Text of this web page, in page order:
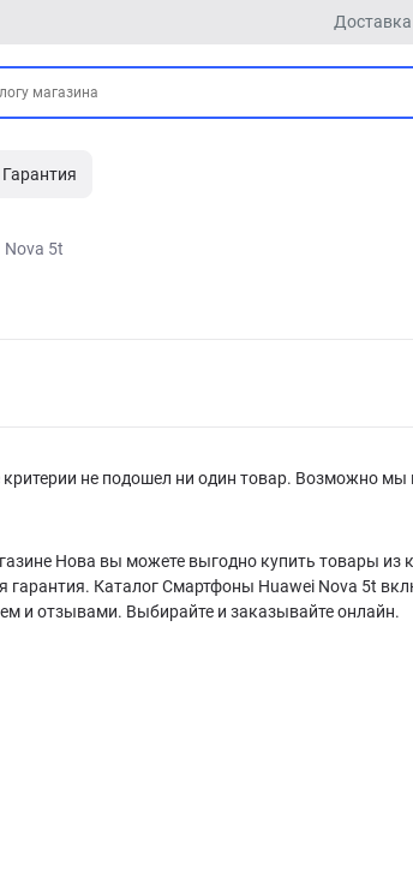
Доставка
Гарантия
Nova 5t
не подошел ни один товар. Возможно мы
Нова вы можете выгодно купить товары
гарантия. Каталог Смартфоны Huawei Nova 5t
и отзывами. Выбирайте и заказывайте онлайн.